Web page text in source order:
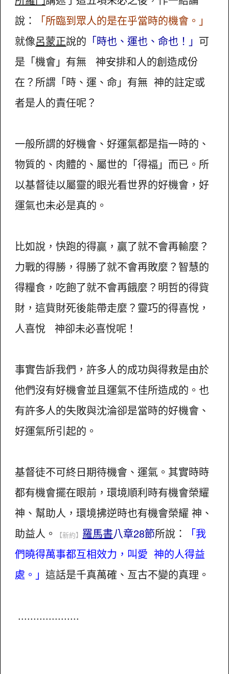
說：
「所臨到眾人的是在乎當時的機會。」
就像呂蒙正說的 「時也、運也、命也！」 可
是「機會」有無 神安排和人的創造成份
在？所謂「時、運、命」有無 神的註定或
者是人的責任呢？
一般所謂的好機會、好運氣都是指一時的、
物質的、肉體的、屬世的「得福」而已。所
以基督徒以屬靈的眼光看世界的好機會，好
運氣也未必是真的。
比如說，快跑的得贏，贏了就不會再輸麼？
力戰的得勝，得勝了就不會再敗麼？智慧的
得糧食，吃飽了就不會再餓麼？明哲的得貲
財，這貲財死後能帶走麼？靈巧的得喜悅，
人喜悅 神卻未必喜悅呢！
事實告訴我們，許多人的成功與得救是由於
他們沒有好機會並且運氣不佳所造成的。也
有許多人的失敗與沈淪卻是當時的好機會、
好運氣所引起的。
基督徒不可終日期待機會、運氣。其實時時
都有機會擺在眼前，環境順利時有機會榮耀
神、幫助人，環境拂逆時也有機會榮耀 神、
助益人。
【新約】 羅馬書八章28節所說：
「我
們曉得萬事都互相效力，叫愛 神的人得益
處。」這話是千真萬確、亙古不變的真理。
....................